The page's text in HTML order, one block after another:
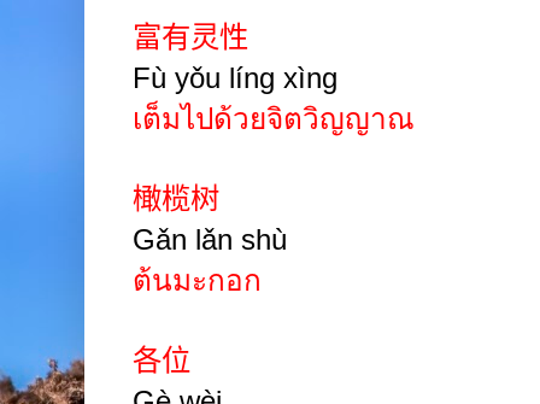
富有灵性
Fù yǒu líng xìng
เต็มไปด้วยจิตวิญญาณ
橄榄树
Gǎn lǎn shù
ต้นมะกอก
各位